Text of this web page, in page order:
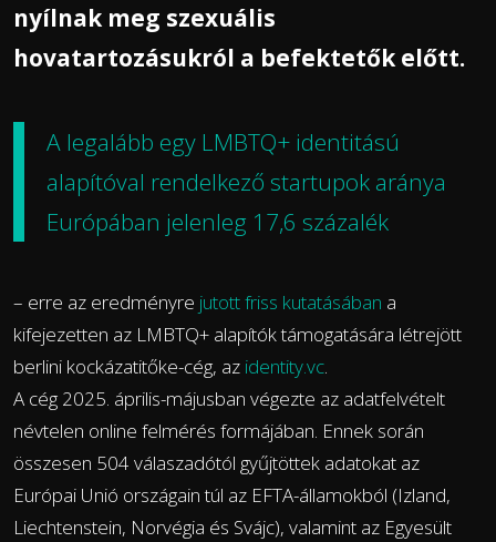
nyílnak meg szexuális
hovatartozásukról a befektetők előtt.
A legalább egy LMBTQ+ identitású
alapítóval rendelkező startupok aránya
Európában jelenleg 17,6 százalék
– erre az eredményre jutott friss kutatásában a
kifejezetten az LMBTQ+ alapítók támogatására létrejött
berlini kockázatitőke-cég, az identity.vc.
A cég 2025. április-májusban végezte az adatfelvételt
névtelen online felmérés formájában. Ennek során
összesen 504 válaszadótól gyűjtöttek adatokat az
Európai Unió országain túl az EFTA-államokból (Izland,
Liechtenstein, Norvégia és Svájc), valamint az Egyesült